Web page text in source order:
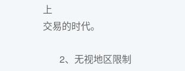
上
交易的时代。
2、无视地区限制